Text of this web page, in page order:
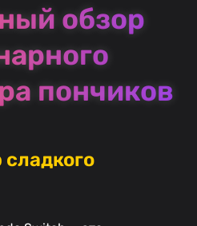
обзор
пончиков